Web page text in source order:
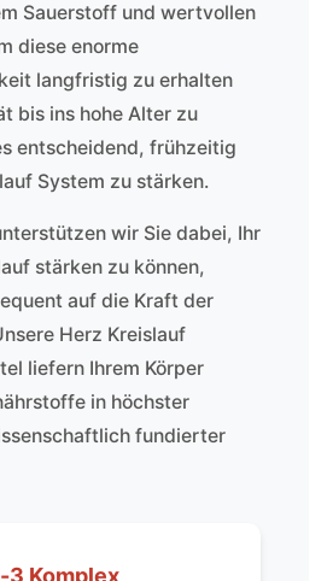
Sauerstoff und wertvollen
diese enorme
langfristig zu erhalten
bis ins hohe Alter zu
entscheidend, frühzeitig
System zu stärken.
wir Sie dabei, Ihr
stärken zu können,
auf die Kraft der
Herz Kreislauf
liefern Ihrem Körper
in höchster
fundierter